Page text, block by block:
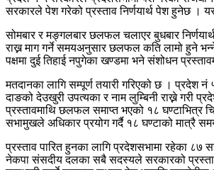
सरकारले पेश गरेको प्रस्ताव निर्णयार्थ पेश हुनेछ ।
सोमबार र मङ्गलबार छलफल चलाएर बुधबार
राख्न माग गर्ने समयअनुसार छलफल कति लामो हुने
पक्षमा दुई तिहाई नपुगेका खण्डमा भने संशोधन
मतदानका लागि सम्पूर्ण तयारी गरिएको छ । प्रदेश
दाङको देउखुरी उपत्यका र नाम लुम्बिनी राख्ने गरी
प्रस्तावमाथि छलफल समाप्त भएको १८ घण्टाभित्र
सभामुखले अधिकार प्रयोग गर्दै १८ घण्टाको मात्रै
प्रस्ताव पारित हुनका लागि प्रदेशसभामा रहेका
नेकपा संसदीय दलका सबै सदस्यले सरकारको